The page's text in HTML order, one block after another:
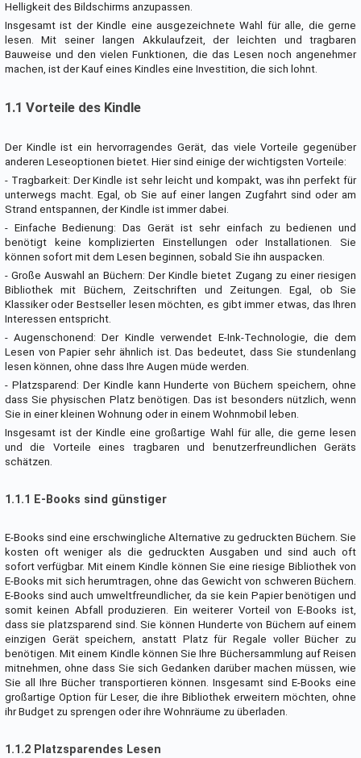
Helligkeit des Bildschirms anzupassen.
Insgesamt ist der Kindle eine ausgezeichnete Wahl für alle, die gerne
lesen. Mit seiner langen Akkulaufzeit, der leichten und tragbaren
Bauweise und den vielen Funktionen, die das Lesen noch angenehmer
machen, ist der Kauf eines Kindles eine Investition, die sich lohnt.
1.1 Vorteile des Kindle
Der Kindle ist ein hervorragendes Gerät, das viele Vorteile gegenüber
anderen Leseoptionen bietet. Hier sind einige der wichtigsten Vorteile:
- Tragbarkeit: Der Kindle ist sehr leicht und kompakt, was ihn perfekt für
unterwegs macht. Egal, ob Sie auf einer langen Zugfahrt sind oder am
Strand entspannen, der Kindle ist immer dabei.
- Einfache Bedienung: Das Gerät ist sehr einfach zu bedienen und
benötigt keine komplizierten Einstellungen oder Installationen. Sie
können sofort mit dem Lesen beginnen, sobald Sie ihn auspacken.
- Große Auswahl an Büchern: Der Kindle bietet Zugang zu einer riesigen
Bibliothek mit Büchern, Zeitschriften und Zeitungen. Egal, ob Sie
Klassiker oder Bestseller lesen möchten, es gibt immer etwas, das Ihren
Interessen entspricht.
- Augenschonend: Der Kindle verwendet E-Ink-Technologie, die dem
Lesen von Papier sehr ähnlich ist. Das bedeutet, dass Sie stundenlang
lesen können, ohne dass Ihre Augen müde werden.
- Platzsparend: Der Kindle kann Hunderte von Büchern speichern, ohne
dass Sie physischen Platz benötigen. Das ist besonders nützlich, wenn
Sie in einer kleinen Wohnung oder in einem Wohnmobil leben.
Insgesamt ist der Kindle eine großartige Wahl für alle, die gerne lesen
und die Vorteile eines tragbaren und benutzerfreundlichen Geräts
schätzen.
1.1.1 E-Books sind günstiger
E-Books sind eine erschwingliche Alternative zu gedruckten Büchern. Sie
kosten oft weniger als die gedruckten Ausgaben und sind auch oft
sofort verfügbar. Mit einem Kindle können Sie eine riesige Bibliothek von
E-Books mit sich herumtragen, ohne das Gewicht von schweren Büchern.
E-Books sind auch umweltfreundlicher, da sie kein Papier benötigen und
somit keinen Abfall produzieren. Ein weiterer Vorteil von E-Books ist,
dass sie platzsparend sind. Sie können Hunderte von Büchern auf einem
einzigen Gerät speichern, anstatt Platz für Regale voller Bücher zu
benötigen. Mit einem Kindle können Sie Ihre Büchersammlung auf Reisen
mitnehmen, ohne dass Sie sich Gedanken darüber machen müssen, wie
Sie all Ihre Bücher transportieren können. Insgesamt sind E-Books eine
großartige Option für Leser, die ihre Bibliothek erweitern möchten, ohne
ihr Budget zu sprengen oder ihre Wohnräume zu überladen.
1.1.2 Platzsparendes Lesen